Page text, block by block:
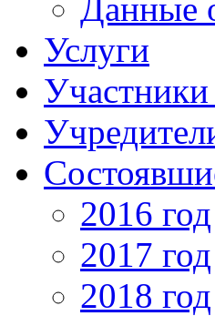
Данные
Услуги
2016 год
2017 год
2018 год